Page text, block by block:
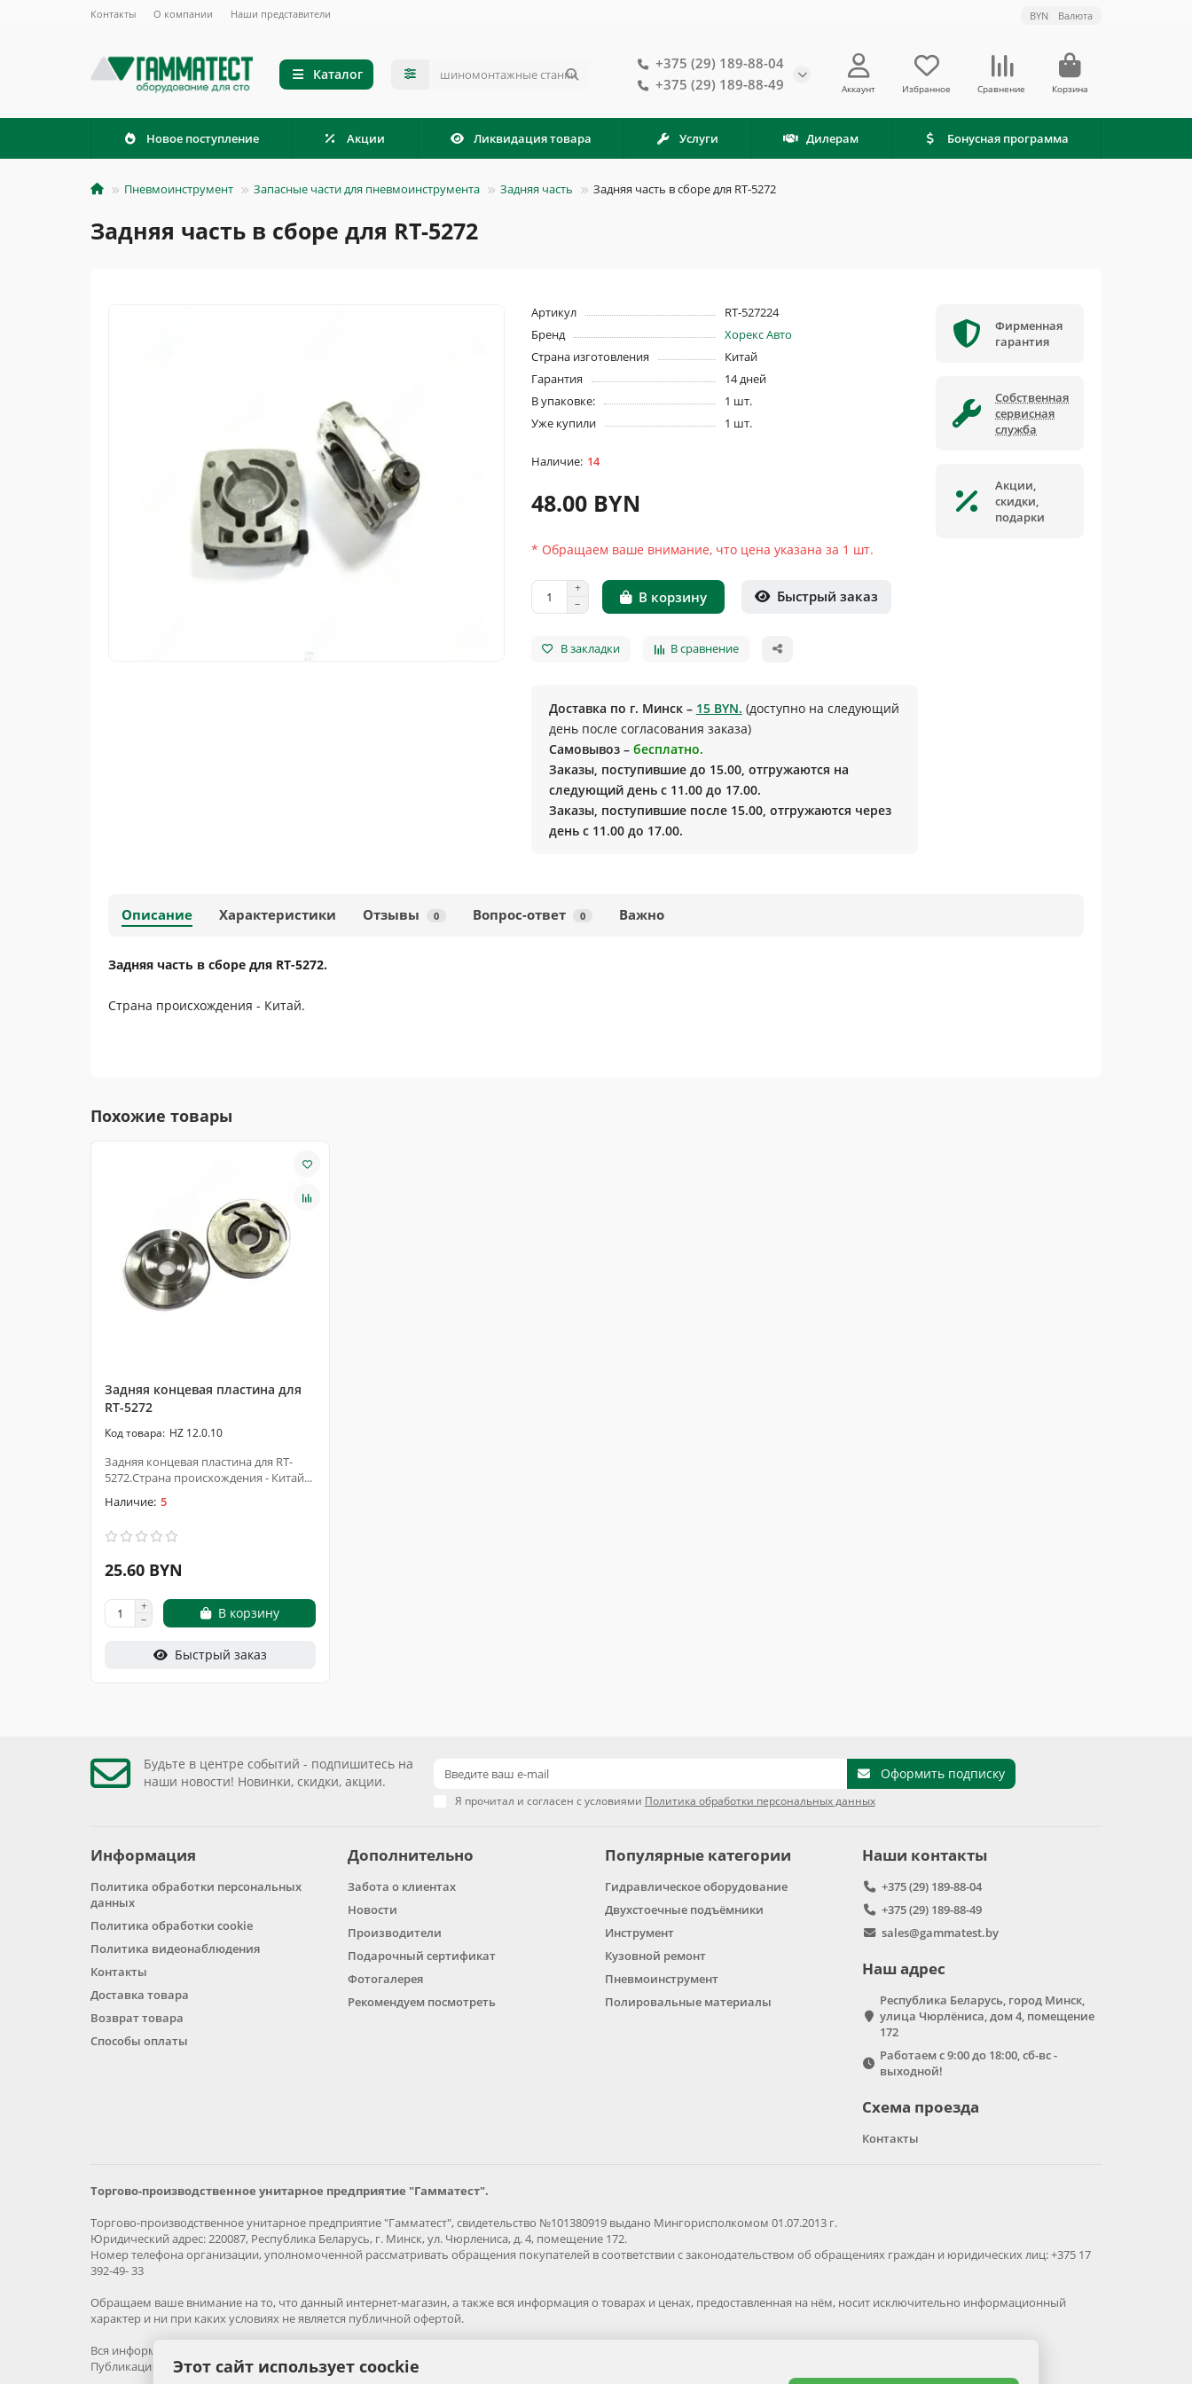
Контакты О компании Наши представители BYN Валюта
Каталог
+375 (29) 189-88-04
+375 (29) 189-88-49
Аккаунт Избранное Сравнение Корзина
Новое поступление Акции Ликвидация товара Услуги Дилерам Бонусная программа
Пневмоинструмент Запасные части для пневмоинструмента Задняя часть Задняя часть в сборе для RT-5272
Задняя часть в сборе для RT-5272
Артикул
RT-527224
Бренд
Хорекс Авто
Страна изготовления
Китай
Гарантия
14 дней
В упаковке:
1 шт.
Уже купили
1 шт.
14
48.00 BYN
* Обращаем ваше внимание, что цена указана за 1 шт.
В корзину Быстрый заказ
В закладки В сравнение
Доставка по г. Минск – 15 BYN. (доступно на следующий
день после согласования заказа)
Самовывоз – бесплатно.
Заказы, поступившие до 15.00, отгружаются на
следующий день с 11.00 до 17.00.
Заказы, поступившие после 15.00, отгружаются через
день с 11.00 до 17.00.
Фирменная
гарантия
Собственная
сервисная
служба
Акции,
скидки,
подарки
Описание Характеристики Отзывы 0 Вопрос-ответ 0 Важно
Задняя часть в сборе для RT-5272.
Страна происхождения - Китай.
Похожие товары
Задняя концевая пластина для
RT-5272
HZ 12.0.10
Задняя концевая пластина для RT-
5272.Страна происхождения - Китай...
5
25.60 BYN
В корзину
Быстрый заказ
Будьте в центре событий - подпишитесь на
наши новости! Новинки, скидки, акции.
Оформить подписку
Я прочитал и согласен с условиями Политика обработки персональных данных
Информация
Политика обработки персональных
данных
Политика обработки cookie
Политика видеонаблюдения
Контакты
Доставка товара
Возврат товара
Способы оплаты
Дополнительно
Забота о клиентах
Новости
Производители
Подарочный сертификат
Фотогалерея
Рекомендуем посмотреть
Популярные категории
Гидравлическое оборудование
Двухстоечные подъёмники
Инструмент
Кузовной ремонт
Пневмоинструмент
Полировальные материалы
Наши контакты
+375 (29) 189-88-04
+375 (29) 189-88-49
sales@gammatest.by
Наш адрес
Республика Беларусь, город Минск,
улица Чюрлёниса, дом 4, помещение
172
Работаем с 9:00 до 18:00, сб-вс -
выходной!
Схема проезда
Контакты
Торгово-производственное унитарное предприятие "Гамматест".
Торгово-производственное унитарное предприятие "Гамматест", свидетельство №101380919 выдано Мингорисполкомом 01.07.2013 г.
Юридический адрес: 220087, Республика Беларусь, г. Минск, ул. Чюрлениса, д. 4, помещение 172.
Номер телефона организации, уполномоченной рассматривать обращения покупателей в соответствии с законодательством об обращениях граждан и юридических лиц: +375 17
392-49- 33
Обращаем ваше внимание на то, что данный интернет-магазин, а также вся информация о товарах и ценах, предоставленная на нём, носит исключительно информационный
характер и ни при каких условиях не является публичной офертой.
Вся информация на сайте – собственность интернет-магазина gammatest.by. Все права защищены.
Публикация информации с сайта без разрешения правообладателя запрена.
Этот сайт использует coockie